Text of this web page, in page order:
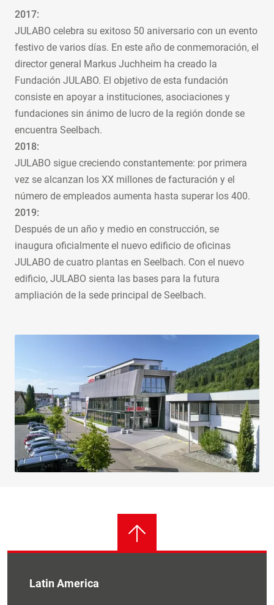
2017:
JULABO celebra su exitoso 50 aniversario con un evento
festivo de varios días. En este año de conmemoración, el
director general Markus Juchheim ha creado la
Fundación JULABO. El objetivo de esta fundación
consiste en apoyar a instituciones, asociaciones y
fundaciones sin ánimo de lucro de la región donde se
encuentra Seelbach.
2018:
JULABO sigue creciendo constantemente: por primera
vez se alcanzan los XX millones de facturación y el
número de empleados aumenta hasta superar los 400.
2019:
Después de un año y medio en construcción, se
inaugura oficialmente el nuevo edificio de oficinas
JULABO de cuatro plantas en Seelbach. Con el nuevo
edificio, JULABO sienta las bases para la futura
ampliación de la sede principal de Seelbach.
Latin America